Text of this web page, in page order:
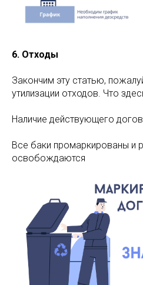
6. Отходы
Закончим эту статью,
утилизации отходов. Что
Наличие действующего
Все баки промаркированы и
освобождаются